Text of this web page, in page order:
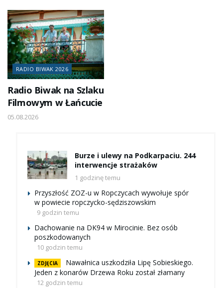
RADIO BIWAK 2026
Radio Biwak na Szlaku
Filmowym w Łańcucie
05.08.2026
Burze i ulewy na Podkarpaciu. 244
interwencje strażaków
1 godzinę temu
Przyszłość ZOZ-u w Ropczycach wywołuje spór
w powiecie ropczycko-sędziszowskim
9 godzin temu
Dachowanie na DK94 w Mirocinie. Bez osób
poszkodowanych
10 godzin temu
ZDJĘCIA
Nawałnica uszkodziła Lipę Sobieskiego.
Jeden z konarów Drzewa Roku został złamany
12 godzin temu